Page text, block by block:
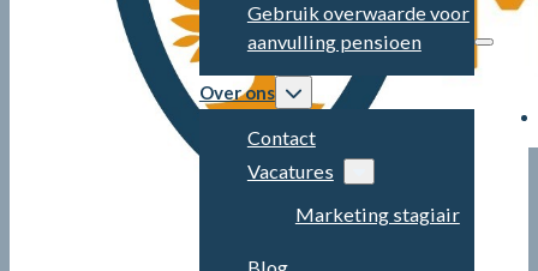
Gebruik overwaarde voor
aanvulling pensioen
Over ons
Contact
Vacatures
Marketing stagiair